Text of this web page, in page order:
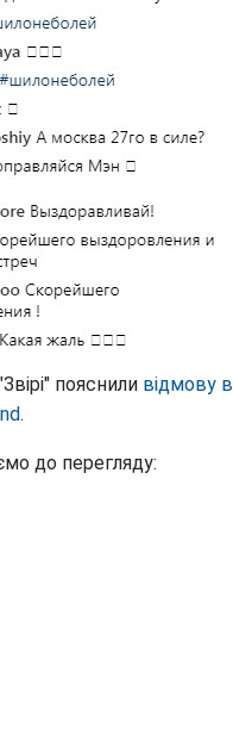
пояснили відмову
.
до перегляду: